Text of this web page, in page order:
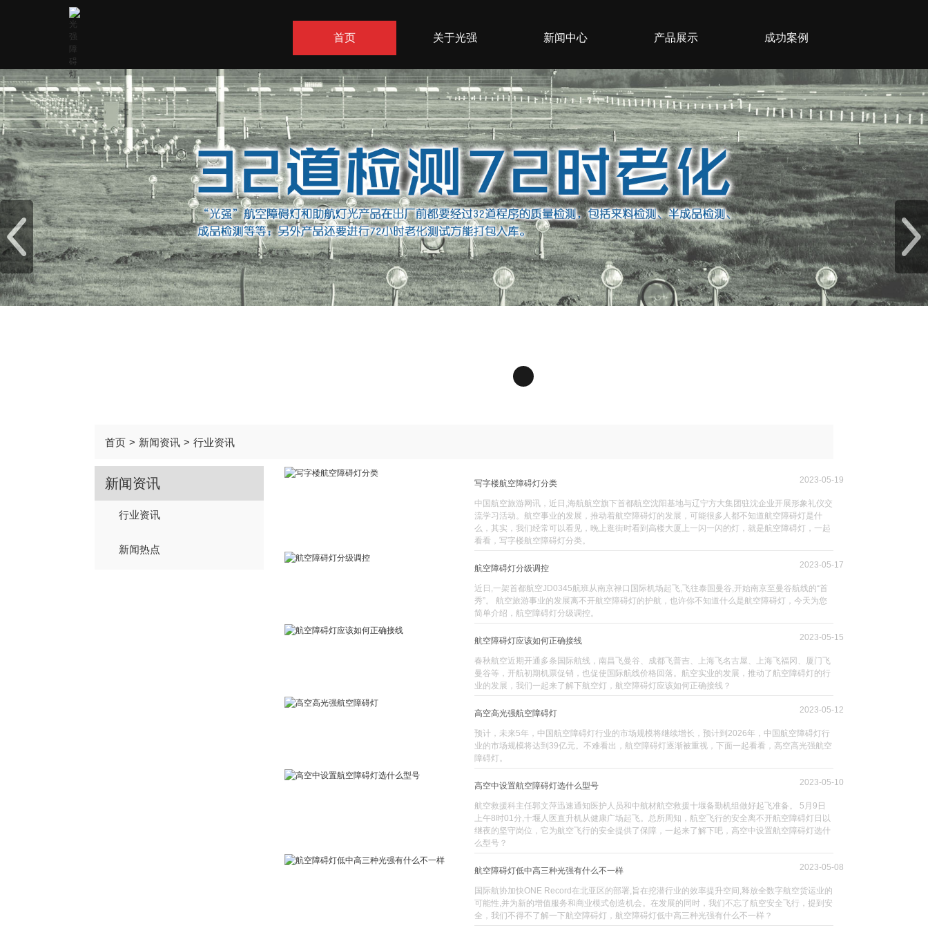
首页 关于光强 新闻中心 产品展示 成功案例
联系方式
首页 > 新闻资讯 > 行业资讯
新闻资讯
行业资讯
新闻热点
写字楼航空障碍灯分类 2023-05-19
中国航空旅游网讯，近日,海航航空旗下首都航空沈阳基地与辽宁方大集团驻沈企业开展形象礼仪交
流学习活动。航空事业的发展，推动着航空障碍灯的发展，可能很多人都不知道航空障碍灯是什
么，其实，我们经常可以看见，晚上逛街时看到高楼大厦上一闪一闪的灯，就是航空障碍灯，一起
看看，写字楼航空障碍灯分类。
航空障碍灯分级调控 2023-05-17
近日,一架首都航空JD0345航班从南京禄口国际机场起飞,飞往泰国曼谷,开始南京至曼谷航线的“首
秀”。 航空旅游事业的发展离不开航空障碍灯的护航，也许你不知道什么是航空障碍灯，今天为您
简单介绍，航空障碍灯分级调控。
航空障碍灯应该如何正确接线 2023-05-15
春秋航空近期开通多条国际航线，南昌飞曼谷、成都飞普吉、上海飞名古屋、上海飞福冈、厦门飞
曼谷等，开航初期机票促销，也促使国际航线价格回落。航空实业的发展，推动了航空障碍灯的行
业的发展，我们一起来了解下航空灯，航空障碍灯应该如何正确接线？
高空高光强航空障碍灯 2023-05-12
预计，未来5年，中国航空障碍灯行业的市场规模将继续增长，预计到2026年，中国航空障碍灯行
业的市场规模将达到39亿元。不难看出，航空障碍灯逐渐被重视，下面一起看看，高空高光强航空
障碍灯。
高空中设置航空障碍灯选什么型号 2023-05-10
航空救援科主任郭文萍迅速通知医护人员和中航材航空救援十堰备勤机组做好起飞准备。 5月9日
上午8时01分,十堰人医直升机从健康广场起飞。总所周知，航空飞行的安全离不开航空障碍灯日以
继夜的坚守岗位，它为航空飞行的安全提供了保障，一起来了解下吧，高空中设置航空障碍灯选什
么型号？
航空障碍灯低中高三种光强有什么不一样 2023-05-08
国际航协加快ONE Record在北亚区的部署,旨在挖潜行业的效率提升空间,释放全数字航空货运业的
可能性,并为新的增值服务和商业模式创造机会。在发展的同时，我们不忘了航空安全飞行，提到安
全，我们不得不了解一下航空障碍灯，航空障碍灯低中高三种光强有什么不一样？